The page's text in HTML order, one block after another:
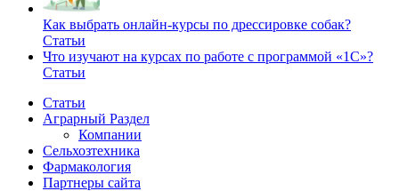
Как выбрать онлайн-курсы по дрессировке собак?
Статьи
Что изучают на курсах по работе с программой «1С»?
Статьи
Статьи
Аграрный Раздел
Компании
Сельхозтехника
Фармакология
Партнеры сайта